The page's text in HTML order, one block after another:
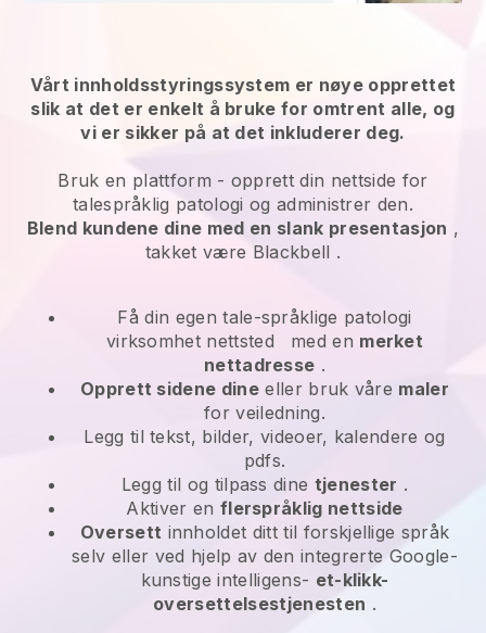
Vårt innholdsstyringssystem er nøye opprettet
slik at det er enkelt å bruke for omtrent alle, og
vi er sikker på at det inkluderer deg.
Bruk en plattform - opprett din nettside for
talespråklig patologi og administrer den.
Blend kundene dine med en slank presentasjon ,
takket være Blackbell .
Få din egen tale-språklige patologi
virksomhet nettsted
med en merket
nettadresse .
Opprett sidene dine eller bruk våre maler
for veiledning.
Legg til tekst, bilder, videoer, kalendere og
pdfs.
Legg til og tilpass dine tjenester .
Aktiver en flerspråklig nettside
Oversett innholdet ditt til forskjellige språk
selv eller ved hjelp av den integrerte Google-
kunstige intelligens- et-klikk-
oversettelsestjenesten .